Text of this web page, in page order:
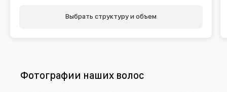
Выбрать структуру и объем
Фотографии наших волос